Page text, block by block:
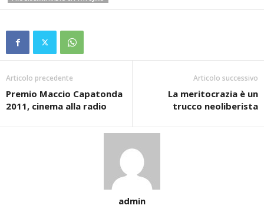
Articolo precedente
Premio Maccio Capatonda
2011, cinema alla radio
Articolo successivo
La meritocrazia è un
trucco neoliberista
admin